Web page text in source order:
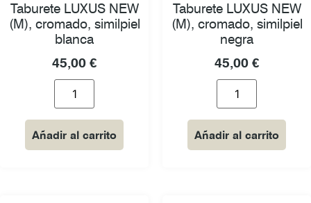
Taburete LUXUS NEW
(M), cromado, similpiel
blanca
45,00 €
Añadir al carrito
Taburete LUXUS NEW
(M), cromado, similpiel
negra
45,00 €
Añadir al carrito